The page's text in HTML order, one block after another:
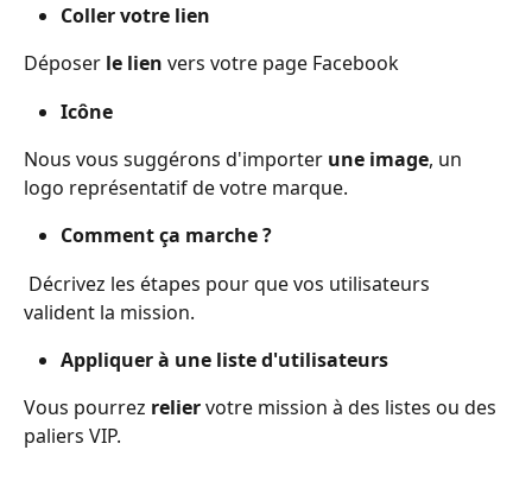
Coller votre lien
Déposer le lien vers votre page Facebook
Icône
Nous vous suggérons d'importer une image, un
logo représentatif de votre marque.
Comment ça marche ?
valident la mission.
Appliquer à une liste d'utilisateurs
Vous pourrez relier votre mission à des listes ou des
paliers VIP.